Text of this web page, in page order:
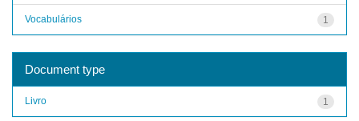
1
Vocabulários
Document type
1
Livro